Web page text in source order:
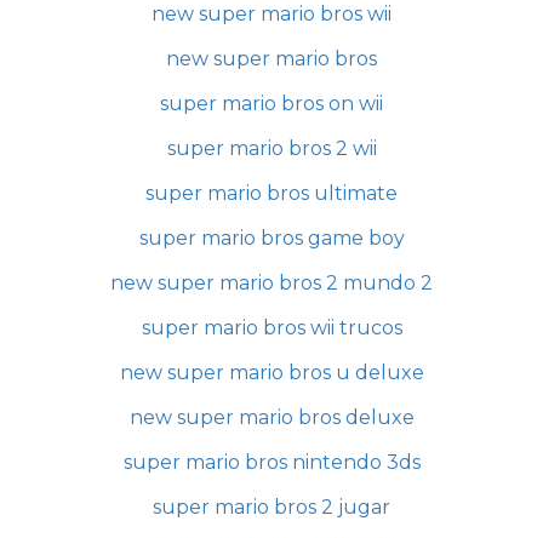
new super mario bros wii
new super mario bros
super mario bros on wii
super mario bros 2 wii
super mario bros ultimate
super mario bros game boy
new super mario bros 2 mundo 2
super mario bros wii trucos
new super mario bros u deluxe
new super mario bros deluxe
super mario bros nintendo 3ds
super mario bros 2 jugar